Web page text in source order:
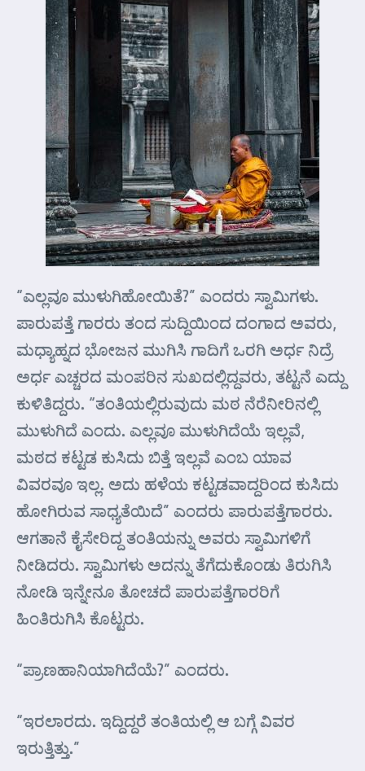
“ಎಲ್ಲವೂ ಮುಳುಗಿಹೋಯಿತೆ?” ಎಂದರು ಸ್ವಾಮಿಗಳು.
ಪಾರುಪತ್ತೆ ಗಾರರು ತಂದ ಸುದ್ದಿಯಿಂದ ದಂಗಾದ ಅವರು,
ಮಧ್ಯಾಹ್ನದ ಭೋಜನ ಮುಗಿಸಿ ಗಾದಿಗೆ ಒರಗಿ ಅರ್ಧ ನಿದ್ರೆ
ಅರ್ಧ ಎಚ್ಚರದ ಮಂಪರಿನ ಸುಖದಲ್ಲಿದ್ದವರು, ತಟ್ಟನೆ ಎದ್ದು
ಕುಳಿತಿದ್ದರು. “ತಂತಿಯಲ್ಲಿರುವುದು ಮಠ ನೆರೆನೀರಿನಲ್ಲಿ
ಮುಳುಗಿದೆ ಎಂದು. ಎಲ್ಲವೂ ಮುಳುಗಿದೆಯೆ ಇಲ್ಲವೆ,
ಮಠದ ಕಟ್ಟಡ ಕುಸಿದು ಬಿತ್ತೆ ಇಲ್ಲವೆ ಎಂಬ ಯಾವ
ವಿವರವೂ ಇಲ್ಲ. ಅದು ಹಳೆಯ ಕಟ್ಟಡವಾದ್ದರಿಂದ ಕುಸಿದು
ಹೋಗಿರುವ ಸಾಧ್ಯತೆಯಿದೆ” ಎಂದರು ಪಾರುಪತ್ತೆಗಾರರು.
ಆಗತಾನೆ ಕೈಸೇರಿದ್ದ ತಂತಿಯನ್ನು ಅವರು ಸ್ವಾಮಿಗಳಿಗೆ
ನೀಡಿದರು. ಸ್ವಾಮಿಗಳು ಅದನ್ನು ತೆಗೆದುಕೊಂಡು ತಿರುಗಿಸಿ
ನೋಡಿ ಇನ್ನೇನೂ ತೋಚದೆ ಪಾರುಪತ್ತೆಗಾರರಿಗೆ
ಹಿಂತಿರುಗಿಸಿ ಕೊಟ್ಟರು.
“ಪ್ರಾಣಹಾನಿಯಾಗಿದೆಯೆ?” ಎಂದರು.
“ಇರಲಾರದು. ಇದ್ದಿದ್ದರೆ ತಂತಿಯಲ್ಲಿ ಆ ಬಗ್ಗೆ ವಿವರ
ಇರುತ್ತಿತ್ತು.”